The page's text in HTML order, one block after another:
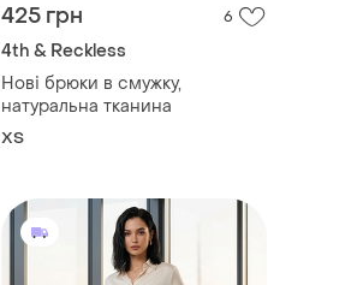
425 грн 6
4th & Reckless
Нові брюки в смужку,
натуральна тканина
ХS